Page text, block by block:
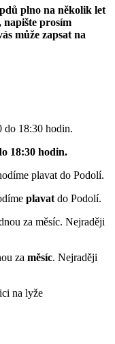
plno na několik let
napište prosím
může zapsat na
18:30 hodin.
plavat do Podolí.
za měsíc. Nejraději